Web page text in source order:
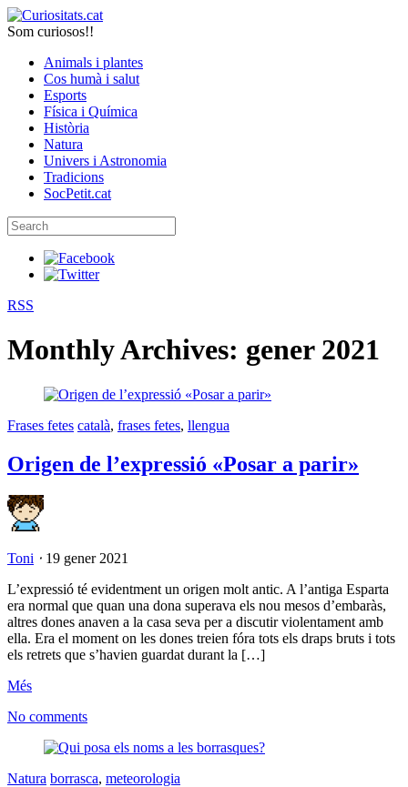
Som curiosos!!
Animals i plantes
Cos humà i salut
Esports
Física i Química
Història
Natura
Univers i Astronomia
Tradicions
SocPetit.cat
RSS
Monthly Archives: gener 2021
Frases fetes català, frases fetes, llengua
Origen de l’expressió «Posar a parir»
Toni ⋅ 19 gener 2021
L’expressió té evidentment un origen molt antic. A l’antiga Esparta
era normal que quan una dona superava els nou mesos d’embaràs,
altres dones anaven a la casa seva per a discutir violentament amb
ella. Era el moment on les dones treien fóra tots els draps bruts i tots
els retrets que s’havien guardat durant la […]
Més
No comments
Natura borrasca, meteorologia